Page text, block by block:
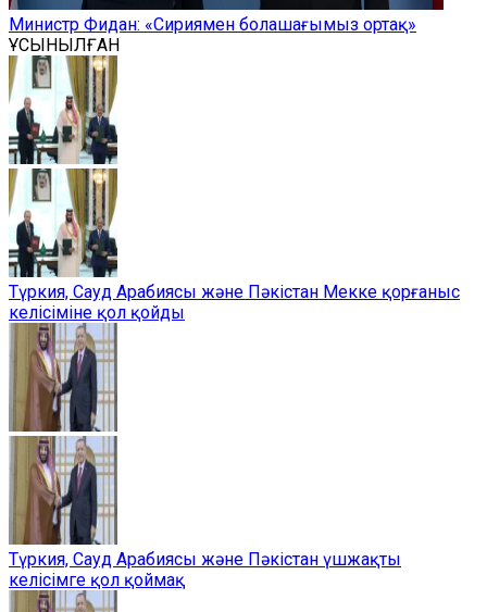
Министр Фидан: «Сириямен болашағымыз ортақ»
ҰСЫНЫЛҒАН
Түркия, Сауд Арабиясы және Пәкістан Мекке қорғаныс
келісіміне қол қойды
Түркия, Сауд Арабиясы және Пәкістан үшжақты
келісімге қол қоймақ